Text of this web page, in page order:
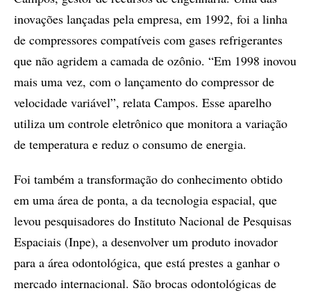
inovações lançadas pela empresa, em 1992, foi a linha
de compressores compatíveis com gases refrigerantes
que não agridem a camada de ozônio. “Em 1998 inovou
mais uma vez, com o lançamento do compressor de
velocidade variável”, relata Campos. Esse aparelho
utiliza um controle eletrônico que monitora a variação
de temperatura e reduz o consumo de energia.
Foi também a transformação do conhecimento obtido
em uma área de ponta, a da tecnologia espacial, que
levou pesquisadores do Instituto Nacional de Pesquisas
Espaciais (Inpe), a desenvolver um produto inovador
para a área odontológica, que está prestes a ganhar o
mercado internacional. São brocas odontológicas de